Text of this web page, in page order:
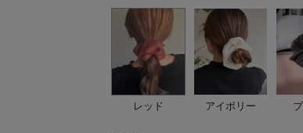
レッド アイボリー